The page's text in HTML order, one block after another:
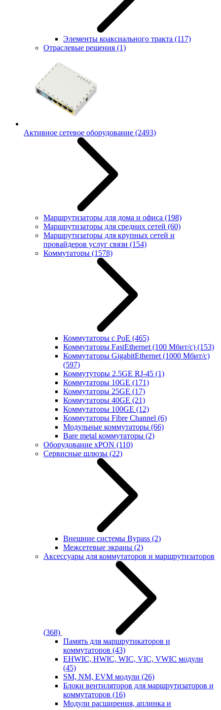
Элементы коаксиального тракта (117)
Отраслевые решения (1)
Активное сетевое оборудование (2493)
Маршрутизаторы для дома и офиса (198)
Маршрутизаторы для средних сетей (60)
Маршрутизаторы для крупных сетей и
провайдеров услуг связи (154)
Коммутаторы (1578)
Коммутаторы с PoE (465)
Коммутаторы FastEthernet (100 Мбит/с) (153)
Коммутаторы GigabitEthernet (1000 Мбит/с)
(597)
Коммутуторы 2.5GE RJ-45 (1)
Коммутаторы 10GE (171)
Коммутаторы 25GE (17)
Коммутаторы 40GE (21)
Коммутаторы 100GE (12)
Коммутаторы Fibre Channel (6)
Модульные коммутаторы (66)
Bare metal коммутаторы (2)
Оборудование xPON (110)
Сервисные шлюзы (22)
Внешние системы Bypass (2)
Межсетевые экраны (2)
Аксессуары для коммутаторов и маршрутизаторов
(368)
Память для маршрутикаторов и
коммутаторов (43)
EHWIC, HWIC, WIC, VIC, VWIC модули
(45)
SM, NM, EVM модули (26)
Блоки вентиляторов для маршрутизаторов и
коммутаторов (16)
Модули расширения, аплинка и